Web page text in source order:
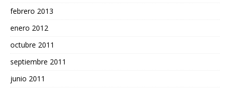
febrero 2013
enero 2012
octubre 2011
septiembre 2011
junio 2011